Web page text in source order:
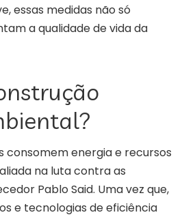
essas medidas não só
a qualidade de vida da
consomem energia e recursos
na luta contra as
Pablo Said. Uma vez que,
e tecnologias de eficiência